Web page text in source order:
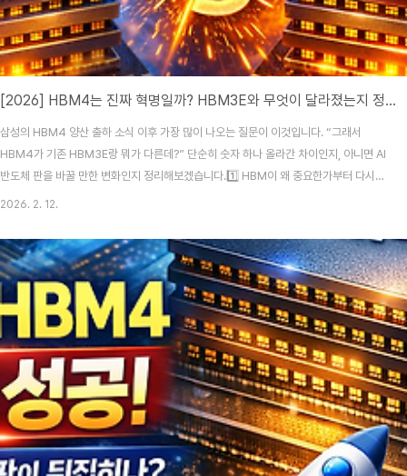
[2026] HBM4는 진짜 혁명일까? HBM3E와 무엇이 달라졌는지 정리했습니다
삼성의 HBM4 양산 출하 소식 이후 가장 많이 나오는 질문이 이것입니다. “그래서
HBM4가 기존 HBM3E랑 뭐가 다른데?” 단순히 숫자 하나 올라간 차이인지, 아니면 AI
반도체 판을 바꿀 만한 변화인지 정리해보겠습니다.1️⃣ HBM이 왜 중요한가부터 다시
짚어보겠습니다HBM(High Bandwidth Memory)은 GPU나 AI 가속기 옆에 붙는 초
모델(LLM) 학습·추론 성능을 좌우하는 요소 중 하나입니다.특히 엔비디아의 AI GPU와
같은 고성능 칩은 메모리 대역폭이 병목이 되기 때문에 HBM 세대 진화가 곧 성능 경쟁
력으로 이어집니다.2️⃣ HBM3E vs HBM4 핵심 비교구분HBM3EHBM4전송 속도약
..
2026. 2. 12.